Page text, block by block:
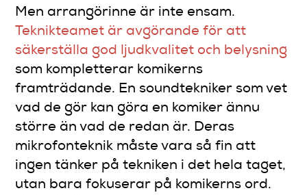
Men arrangörinne är inte ensam.
Teknikteamet är avgörande för att
säkerställa god ljudkvalitet och belysning
som kompletterar komikerns
framträdande. En soundtekniker som vet
vad de gör kan göra en komiker ännu
större än vad de redan är. Deras
mikrofonteknik måste vara så fin att
ingen tänker på tekniken i det hela taget,
utan bara fokuserar på komikerns ord.